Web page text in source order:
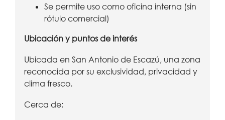
Se permite uso como oficina interna (sin
rótulo comercial)
Ubicación y puntos de interés
Ubicada en San Antonio de Escazú, una zona
reconocida por su exclusividad, privacidad y
clima fresco.
Cerca de: